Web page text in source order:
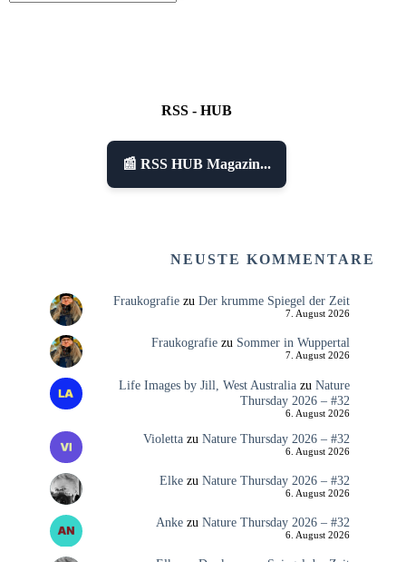
RSS - HUB
📰 RSS HUB Magazin...
NEUSTE KOMMENTARE
Fraukografiezu Der krumme Spiegel der Zeit
7. August 2026
Fraukografiezu Sommer in Wuppertal
7. August 2026
Life Images by Jill, West Australiazu Nature
Thursday 2026 – #32
6. August 2026
Violettazu Nature Thursday 2026 – #32
6. August 2026
Elkezu Nature Thursday 2026 – #32
6. August 2026
Ankezu Nature Thursday 2026 – #32
6. August 2026